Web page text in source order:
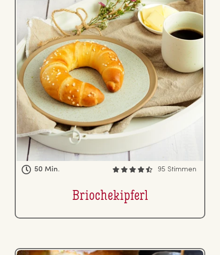
50 Min. 95 Stimmen
Brio­che­kip­ferl